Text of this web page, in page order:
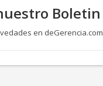
Boletin
en deGerencia.com